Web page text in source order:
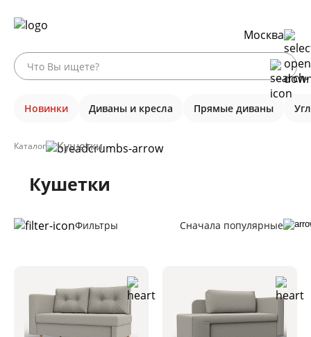
Москва
Новинки Диваны и кресла Прямые диваны
Каталог Кушетки
Кушетки
Фильтры Сначала популярные